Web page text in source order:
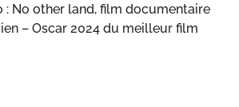
: No other land, film documentaire
– Oscar 2024 du meilleur film